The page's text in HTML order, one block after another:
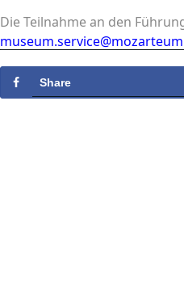
Die Teilnahme an den
Share